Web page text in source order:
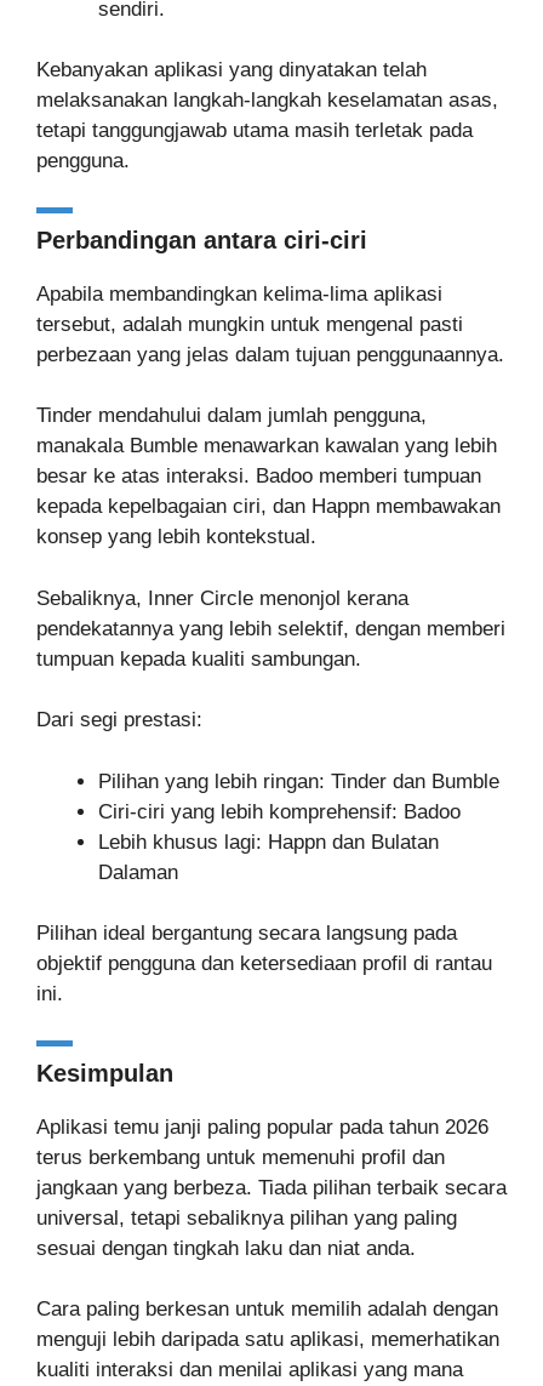
sendiri.
Kebanyakan aplikasi yang dinyatakan telah
melaksanakan langkah-langkah keselamatan asas,
tetapi tanggungjawab utama masih terletak pada
pengguna.
Perbandingan antara ciri-ciri
Apabila membandingkan kelima-lima aplikasi
tersebut, adalah mungkin untuk mengenal pasti
perbezaan yang jelas dalam tujuan penggunaannya.
Tinder mendahului dalam jumlah pengguna,
manakala Bumble menawarkan kawalan yang lebih
besar ke atas interaksi. Badoo memberi tumpuan
kepada kepelbagaian ciri, dan Happn membawakan
konsep yang lebih kontekstual.
Sebaliknya, Inner Circle menonjol kerana
pendekatannya yang lebih selektif, dengan memberi
tumpuan kepada kualiti sambungan.
Dari segi prestasi:
Pilihan yang lebih ringan: Tinder dan Bumble
Ciri-ciri yang lebih komprehensif: Badoo
Lebih khusus lagi: Happn dan Bulatan
Dalaman
Pilihan ideal bergantung secara langsung pada
objektif pengguna dan ketersediaan profil di rantau
ini.
Kesimpulan
Aplikasi temu janji paling popular pada tahun 2026
terus berkembang untuk memenuhi profil dan
jangkaan yang berbeza. Tiada pilihan terbaik secara
universal, tetapi sebaliknya pilihan yang paling
sesuai dengan tingkah laku dan niat anda.
Cara paling berkesan untuk memilih adalah dengan
menguji lebih daripada satu aplikasi, memerhatikan
kualiti interaksi dan menilai aplikasi yang mana